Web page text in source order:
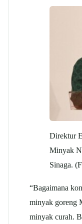
Direktur
Minyak
Sinaga.
“Bagaimana
minyak goreng
minyak curah.